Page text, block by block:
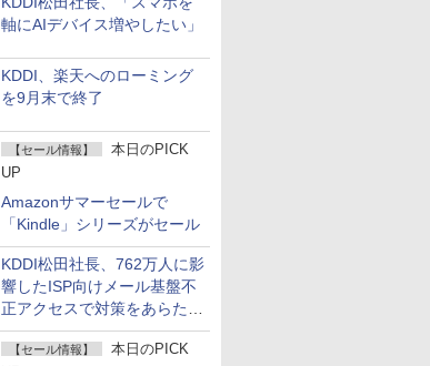
軸にAIデバイス増やしたい」
KDDI、楽天へのローミング
を9月末で終了
【セール情報】
本日のPICK
UP
Amazonサマーセールで
「Kindle」シリーズがセール
KDDI松田社長、762万人に影
響したISP向けメール基盤不
正アクセスで対策をあらため
て説明
【セール情報】
本日のPICK